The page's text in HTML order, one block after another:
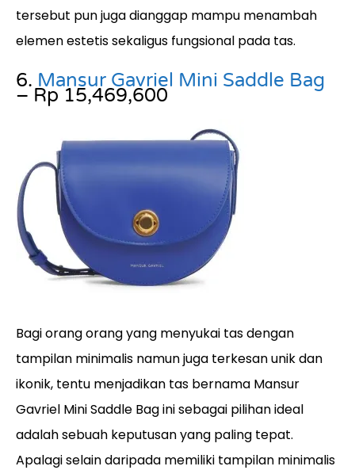
tersebut pun juga dianggap mampu menambah
elemen estetis sekaligus fungsional pada tas.
6. Mansur Gavriel Mini Saddle Bag
– Rp 15,469,600
Bagi orang orang yang menyukai tas dengan
tampilan minimalis namun juga terkesan unik dan
ikonik, tentu menjadikan tas bernama Mansur
Gavriel Mini Saddle Bag ini sebagai pilihan ideal
adalah sebuah keputusan yang paling tepat.
Apalagi selain daripada memiliki tampilan minimalis